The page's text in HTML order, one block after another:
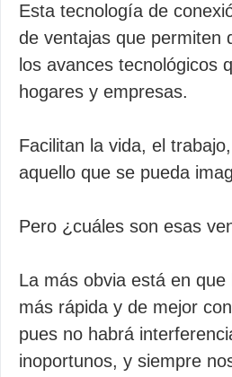
Esta tecnología de
de ventajas que permiten
los avances tecnológicos
hogares y empresas.
Facilitan la vida, el
aquello que se pueda
Pero ¿cuáles son esas
La más obvia está en
más rápida y de mejor
pues no habrá
inoportunos, y siempre